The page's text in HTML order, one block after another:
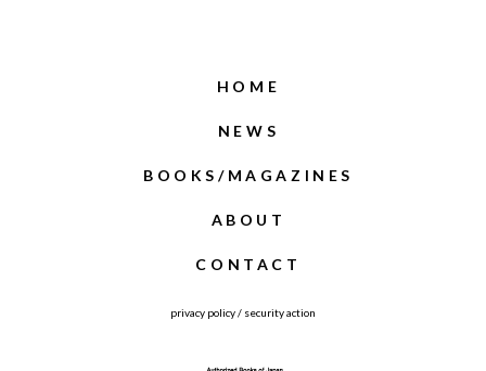
HOME
NEWS
BOOKS/MAGAZINES
ABOUT
CONTACT
privacy policy/ security action